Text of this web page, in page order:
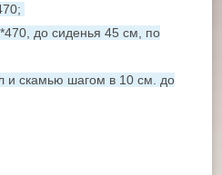
;
, до сиденья 45 см, по
и скамью шагом в 10 см. до